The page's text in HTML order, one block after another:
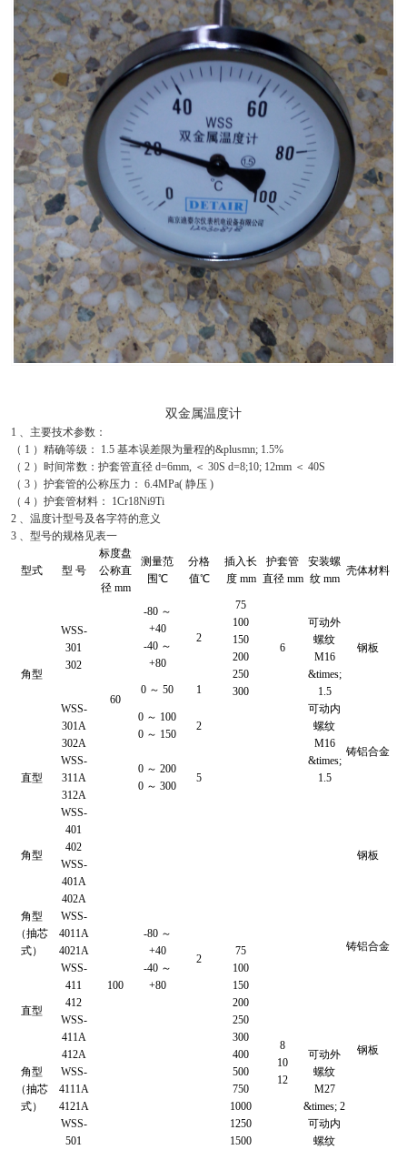
双金属温度计
1 、主要技术参数：
（ 1 ）精确等级： 1.5 基本误差限为量程的&plusmn; 1.5%
（ 2 ）时间常数：护套管直径 d=6mm, ＜ 30S d=8;10; 12mm ＜ 40S
（ 3 ）护套管的公称压力： 6.4MPa( 静压 )
（ 4 ）护套管材料： 1Cr18Ni9Ti
2 、温度计型号及各字符的意义
3 、型号的规格见表一
型式 型 号
标度盘
公称直
径 mm
测量范
围℃
分格
值℃
插入长
度 mm
护套管
直径 mm
安装螺
纹 mm
壳体材料
角型
WSS-
301
302
60
-80 ～
+40
-40 ～
+80
2
75
100
150
200
250
300
6
可动外
螺纹
M16
&times;
1.5
可动内
螺纹
M16
&times;
1.5
钢板
0 ～ 50
1
WSS-
301A
302A
0 ～ 100
0 ～ 150
2
75
100
150
200
250
300
400
500
750
1000
1250
1500
8
10
12
铸铝合金
直型
WSS-
311A
312A
0 ～ 200
0 ～ 300
5
角型
WSS-
401
402
100
-80 ～
+40
-40 ～
+80
2
可动外
螺纹
M27
&times; 2
可动内
螺纹
钢板
WSS-
401A
402A
角型
（抽芯
式）
WSS-
4011A
4021A
铸铝合金
直型
WSS-
411
412
钢板
WSS-
411A
412A
角型
（抽芯
式）
WSS-
4111A
4121A
WSS-
501